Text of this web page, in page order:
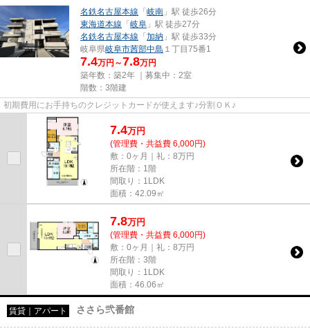
名鉄名古屋本線 「 岐南 」駅 徒歩26分
東海道本線 「 岐阜 」駅 徒歩27分
名鉄名古屋本線 「 加納 」駅 徒歩33分
岐阜県岐阜市茜部中島 １丁目75番1
7.4万円～7.8万円
築年数：築2年 ｜募集中： 2室
階数：3階建
初期費用にお手持ちのクレジットカードが使えます♪分割ＯＫ♪
7.4万円
(管理費・共益費 6,000円)
敷：0ヶ月｜礼：8万円
所在階：1階
間取り：1LDK
面積：42.09㎡
7.8万円
(管理費・共益費 6,000円)
敷：0ヶ月｜礼：8万円
所在階：3階
間取り：1LDK
面積：46.06㎡
賃貸｜アパート ささら弐番館